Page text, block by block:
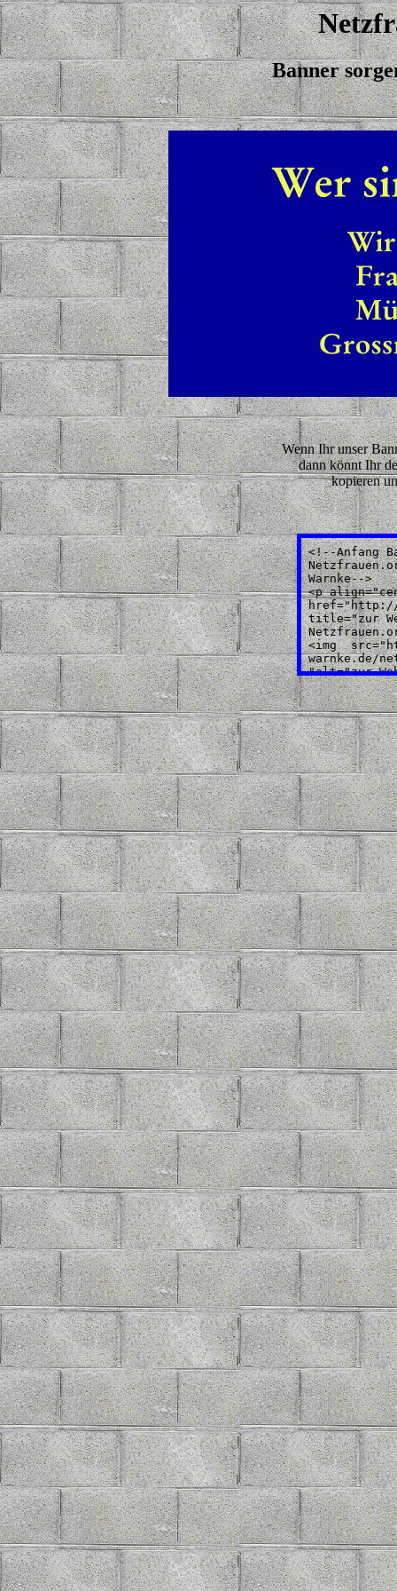
Banner
Wenn Ihr unser
dann könnt Ihr
kopieren